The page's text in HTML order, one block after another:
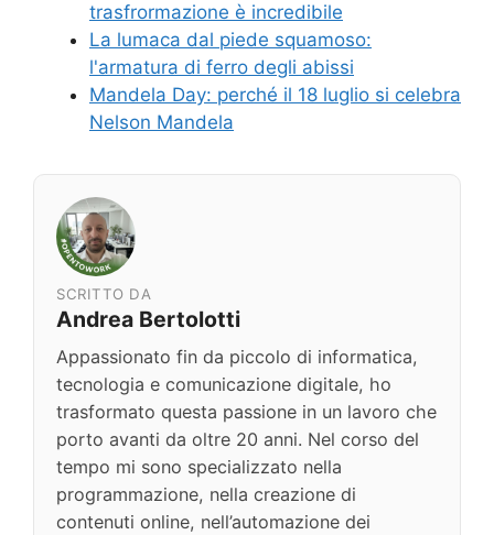
trasfrormazione è incredibile
La lumaca dal piede squamoso:
l'armatura di ferro degli abissi
Mandela Day: perché il 18 luglio si celebra
Nelson Mandela
SCRITTO DA
Andrea Bertolotti
Appassionato fin da piccolo di informatica,
tecnologia e comunicazione digitale, ho
trasformato questa passione in un lavoro che
porto avanti da oltre 20 anni. Nel corso del
tempo mi sono specializzato nella
programmazione, nella creazione di
contenuti online, nell’automazione dei